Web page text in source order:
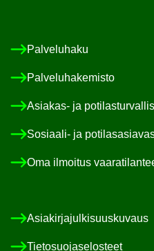
Pal­ve­lu­ha­ku
Pal­ve­lu­ha­ke­mis­to
Asiakas-​ ja
Sosiaali-​ ja
Oma il­moi­tus
Asia­kir­ja­jul­ki­suus­ku­vaus
Tie­to­suo­ja­se­los­teet